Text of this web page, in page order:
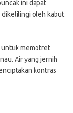
ini dapat
dikelilingi oleh kabut
untuk memotret
Air yang jernih
kontras